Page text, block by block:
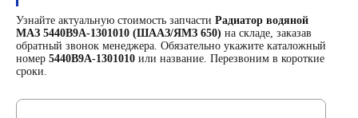
Узнайте актуальную стоимость запчасти Радиатор водяной
МАЗ 5440В9А-1301010 (ШААЗ/ЯМЗ 650) на складе, заказав
обратный звонок менеджера. Обязательно укажите каталожный
номер 5440В9А-1301010 или название. Перезвоним в короткие
сроки.